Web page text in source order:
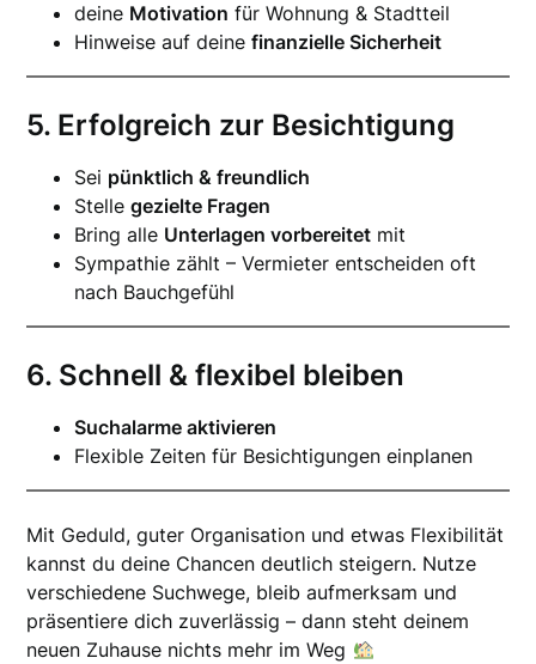
deine Motivation für Wohnung & Stadtteil
Hinweise auf deinefinanzielle Sicherheit
5. Erfolgreich zur Besichtigung
Sei pünktlich & freundlich
Stellegezielte Fragen
Bring alle Unterlagen vorbereitet mit
Sympathie zählt – Vermieter entscheiden oft
nach Bauchgefühl
6. Schnell & flexibel bleiben
Suchalarme aktivieren
Flexible Zeiten für Besichtigungen einplanen
Mit Geduld, guter Organisation und etwas Flexibilität
kannst du deine Chancen deutlich steigern. Nutze
verschiedene Suchwege, bleib aufmerksam und
präsentiere dich zuverlässig – dann steht deinem
neuen Zuhause nichts mehr im Weg